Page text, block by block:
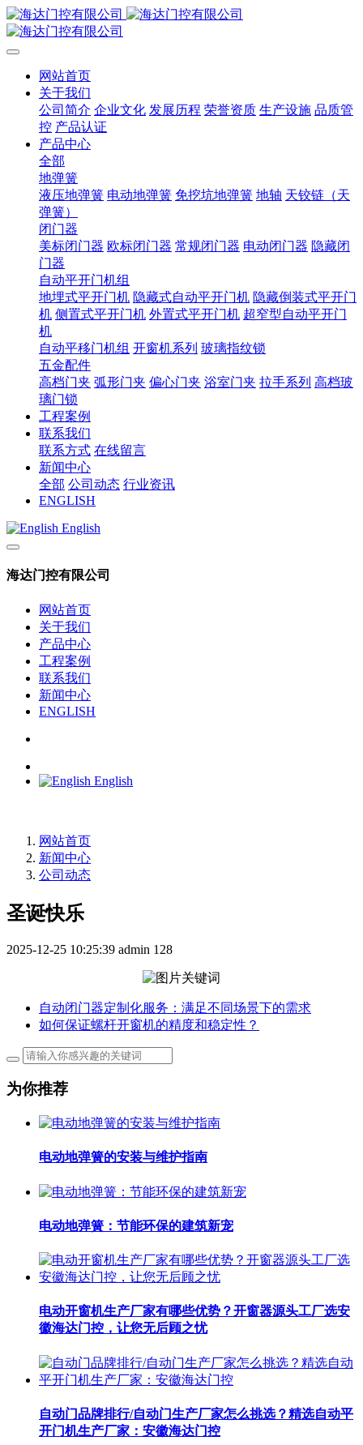
网站首页
关于我们
公司简介 企业文化 发展历程 荣誉资质 生产设施 品质管
控 产品认证
产品中心
全部
地弹簧
液压地弹簧 电动地弹簧 免挖坑地弹簧 地轴 天铰链（天
弹簧）
闭门器
美标闭门器 欧标闭门器 常规闭门器 电动闭门器 隐藏闭
门器
自动平开门机组
地埋式平开门机 隐藏式自动平开门机 隐藏倒装式平开门
机 侧置式平开门机 外置式平开门机 超窄型自动平开门
机
自动平移门机组 开窗机系列 玻璃指纹锁
五金配件
高档门夹 弧形门夹 偏心门夹 浴室门夹 拉手系列 高档玻
璃门锁
工程案例
联系我们
联系方式 在线留言
新闻中心
全部 公司动态 行业资讯
ENGLISH
English
海达门控有限公司
网站首页
关于我们
产品中心
工程案例
联系我们
新闻中心
ENGLISH
English
网站首页
新闻中心
公司动态
圣诞快乐
2025-12-25 10:25:39 admin 128
自动闭门器定制化服务：满足不同场景下的需求
如何保证螺杆开窗机的精度和稳定性？
为你推荐
电动地弹簧的安装与维护指南
电动地弹簧：节能环保的建筑新宠
电动开窗机生产厂家有哪些优势？开窗器源头工厂选安
徽海达门控，让您无后顾之忧
自动门品牌排行/自动门生产厂家怎么挑选？精选自动平
开门机生产厂家：安徽海达门控